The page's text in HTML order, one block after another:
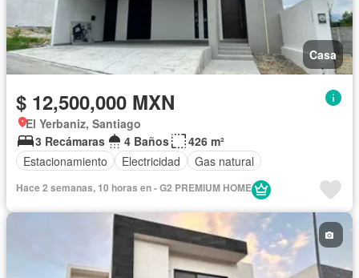
Casa
$ 12,500,000 MXN
El Yerbaniz, Santiago
3 Recámaras
4 Baños
426 m²
Estacionamiento
Electricidad Gas natural
Hace 2 semanas, 10 horas en - G2 PREMIUM HOME